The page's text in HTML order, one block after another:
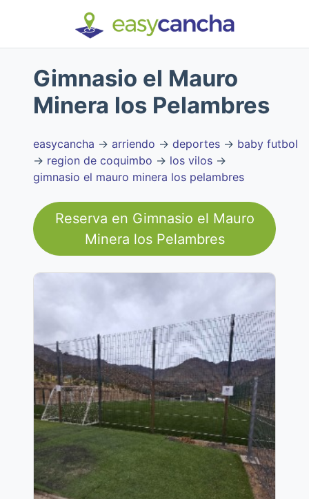
Gimnasio el Mauro
Minera los Pelambres
easycancha → arriendo → deportes → baby futbol
→ region de coquimbo → los vilos →
gimnasio el mauro minera los pelambres
Reserva en Gimnasio el Mauro
Minera los Pelambres